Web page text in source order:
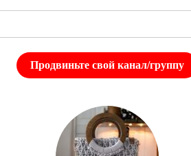
Продвиньте свой канал/группу